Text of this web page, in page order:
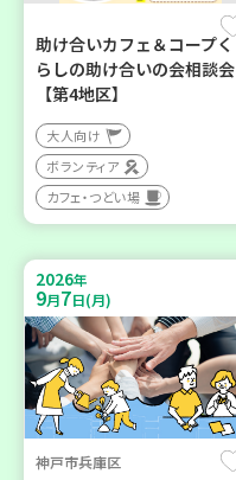
助け合いカフェ＆コープく
らしの助け合いの会相談会
【第4地区】
大人向け
ボランティア
カフェ・つどい場
2026年
9月7日(月)
神戸市兵庫区